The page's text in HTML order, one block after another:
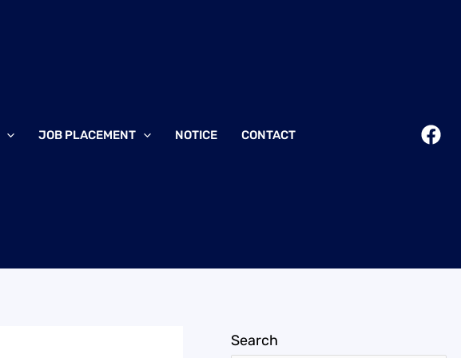
JOB PLACEMENT NOTICE CONTACT
Search